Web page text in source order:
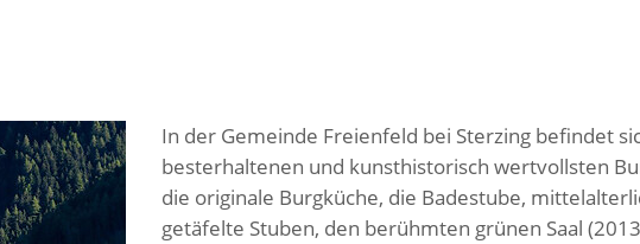
In der Gemeinde Freienfeld bei Sterzing befindet
besterhaltenen und kunsthistorisch wertvollsten
die originale Burgküche, die Badestube,
getäfelte Stuben, den berühmten grünen Saal